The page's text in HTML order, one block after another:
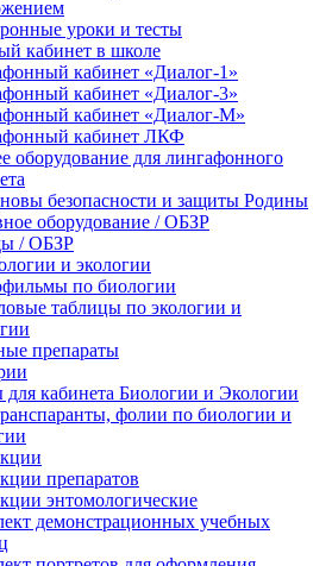
уроки и тесты
кабинет в школе
кабинет «Диалог-1»
кабинет «Диалог-3»
кабинет «Диалог-М»
кабинет ЛКФ
оборудование для лингафонного
безопасности и защиты Родины
оборудование / ОБЗР
/ ОБЗР
и экологии
по биологии
таблицы по экологии и
препараты
для кабинета Биологии и Экологии
фолии по биологии и
препаратов
энтомологические
демонстрационных учебных